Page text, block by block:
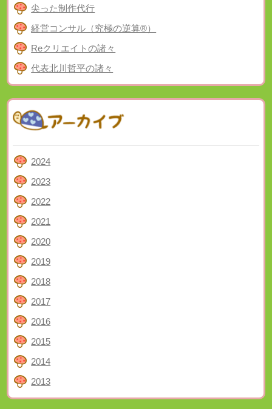
尖った制作代行
経営コンサル（究極の逆算®）
Reクリエイトの諸々
代表北川哲平の諸々
2024
2023
2022
2021
2020
2019
2018
2017
2016
2015
2014
2013